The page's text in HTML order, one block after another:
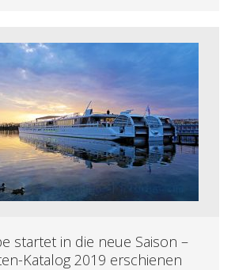
startet in die neue Saison –
Katalog 2019 erschienen